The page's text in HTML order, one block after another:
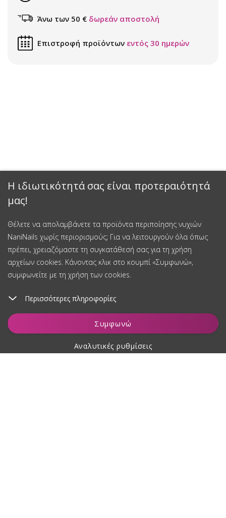
Η ιδιωτικότητά σας είναι προτεραιότητά
μας!
Θέλετε να απολαμβάνετε τα προϊόντα περιποίησης νυχιών
NaniNails χωρίς περιορισμούς; Για να λειτουργούν όλα όπως
πρέπει, χρειαζόμαστε τη συγκατάθεσή σας για τη χρήση
αρχείων cookies. Κάνοντας κλικ στο κουμπί «Συμφωνώ»,
συμφωνείτε με τη χρήση των cookies.
Περισσότερες πληροφορίες
Συμφωνώ
Αναλυτικές ρυθμίσεις
Παρακολούθηση
Άνω των 50 € δωρεάν αποστολή
Επιστροφή προϊόντων εντός 30 ημερών